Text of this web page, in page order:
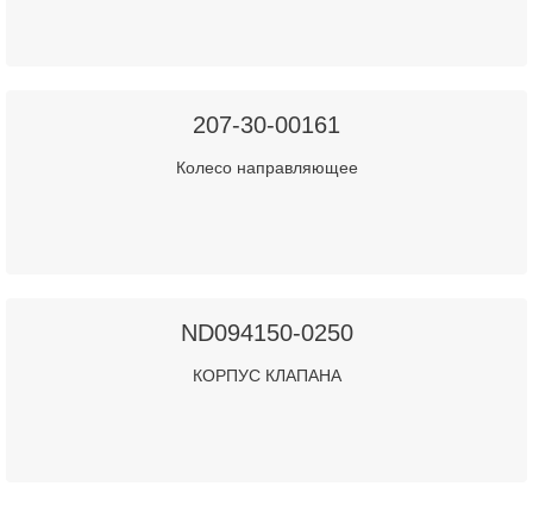
207-30-00161
Колесо направляющее
ND094150-0250
КОРПУС КЛАПАНА